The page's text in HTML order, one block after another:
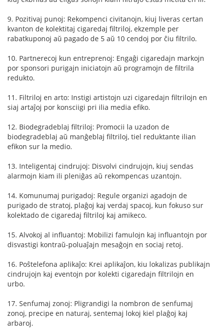
9. Pozitivaj punoj: Rekompenci civitanojn, kiuj liveras certan
kvanton de kolektitaj cigaredaj filtriloj, ekzemple per
rabatkuponoj aŭ pagado de 5 aŭ 10 cendoj por ĉiu filtrilo.
10. Partnerecoj kun entreprenoj: Engaĝi cigaredajn markojn
por sponsori purigajn iniciatojn aŭ programojn de filtrila
redukto.
11. Filtriloj en arto: Instigi artistojn uzi cigaredajn filtrilojn en
siaj artaĵoj por konsciigi pri ilia media efiko.
12. Biodegradeblaj filtriloj: Promocii la uzadon de
biodegradeblaj aŭ manĝeblaj filtriloj, tiel reduktante ilian
efikon sur la medio.
13. Inteligentaj cindrujoj: Disvolvi cindrujojn, kiuj sendas
alarmojn kiam ili pleniĝas aŭ rekompencas uzantojn.
14. Komunumaj purigadoj: Regule organizi agadojn de
purigado de stratoj, plaĝoj kaj verdaj spacoj, kun fokuso sur
kolektado de cigaredaj filtriloj kaj amikeco.
15. Alvokoj al influantoj: Mobilizi famulojn kaj influantojn por
disvastigi kontraŭ-poluaĵajn mesaĝojn en sociaj retoj.
16. Poŝtelefona aplikaĵo: Krei aplikaĵon, kiu lokalizas publikajn
cindrujojn kaj eventojn por kolekti cigaredajn filtrilojn en
urbo.
17. Senfumaj zonoj: Pligrandigi la nombron de senfumaj
zonoj, precipe en naturaj, sentemaj lokoj kiel plaĝoj kaj
arbaroj.